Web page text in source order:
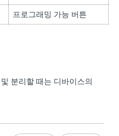
프로그래밍 가능 버튼
분리할 때는 디바이스의